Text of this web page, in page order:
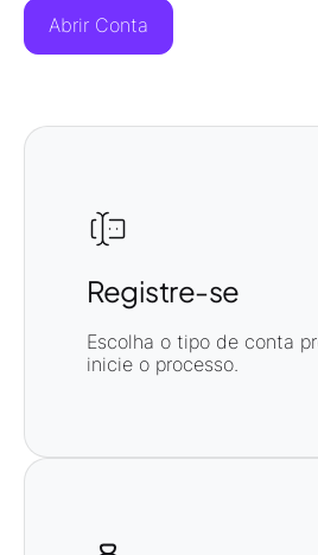
Abrir Conta
Registre-se
Escolha o tipo de conta
inicie o processo.